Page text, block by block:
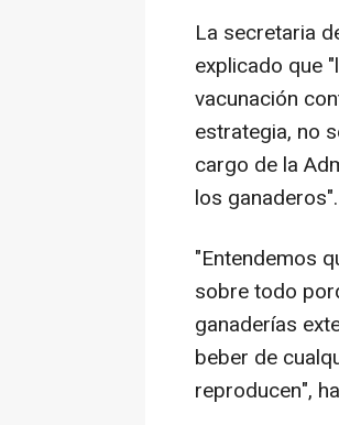
La secretaria
explicado que
vacunación
estrategia, no
cargo de la
los ganaderos".
"Entendemos
sobre todo
ganaderías
beber de
reproducen",